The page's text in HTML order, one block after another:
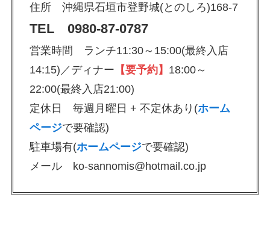
住所 沖縄県石垣市登野城(とのしろ)168-7
TEL 0980-87-0787
営業時間 ランチ11:30～15:00(最終入店
14:15)／ディナー 【要予約】 18:00～
22:00(最終入店21:00)
定休日 毎週月曜日 + 不定休あり(ホーム
ページで要確認)
駐車場有(ホームページで要確認)
メール ko-sannomis@hotmail.co.jp